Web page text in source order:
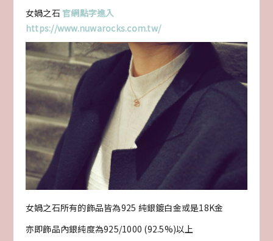
女媧之石 官網點字進入
https://www.nuwarocks.com.tw/
女媧之石所有的飾品皆為925 純銀鍍白金或是18K金
亦即飾品內銀純度為925/1000 (92.5%)以上